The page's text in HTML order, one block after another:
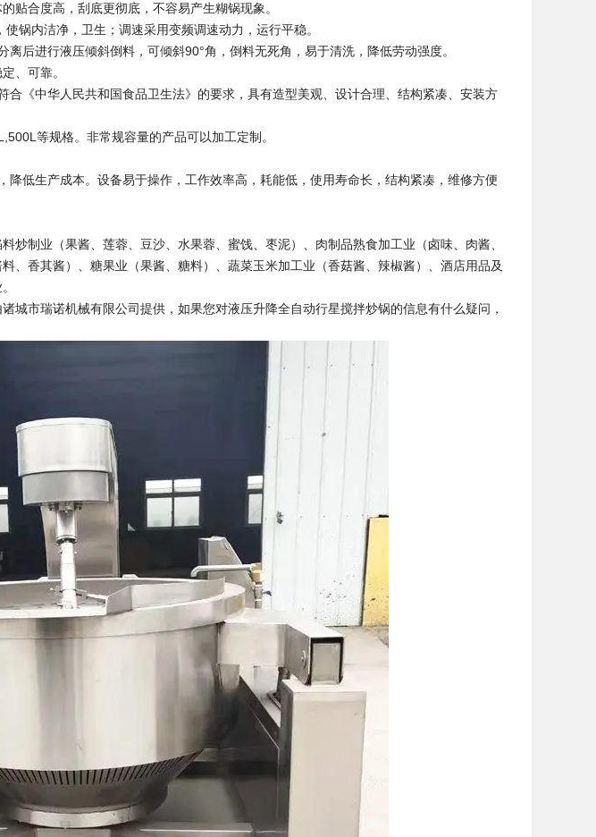
贴合度高，刮底更彻底，不容易产生糊锅现象。
锅内洁净，卫生；调速采用变频调速动力，运行平稳。
后进行液压倾斜倒料，可倾斜90°角，倒料无死角，易于清洗，降低劳动强度。
、可靠。
《中华人民共和国食品卫生法》的要求，具有造型美观、设计合理、结构紧凑、安装方
等规格。非常规容量的产品可以加工定制。
降低生产成本。设备易于操作，工作效率高，耗能低，使用寿命长，结构紧凑，维修方便
炒制业（果酱、莲蓉、豆沙、水果蓉、蜜饯、枣泥）、肉制品熟食加工业（卤味、肉酱、
、香其酱）、糖果业（果酱、糖料）、蔬菜玉米加工业（香菇酱、辣椒酱）、酒店用品及
城市瑞诺机械有限公司提供，如果您对液压升降全自动行星搅拌炒锅的信息有什么疑问，